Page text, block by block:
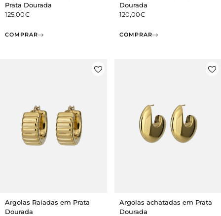
Prata Dourada
125,00€
COMPRAR
Dourada
120,00€
COMPRAR
Argolas Raiadas em Prata
Dourada
Argolas achatadas em Prata
Dourada